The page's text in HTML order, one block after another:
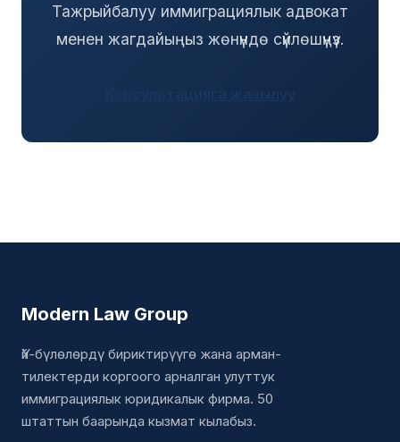
Тажрыйбалуу иммиграциялык адвокат
менен жагдайыңыз жөнүндө сүйлөшүңүз.
Modern Law Group
Үй-бүлөлөрдү бириктирүүгө жана арман-
тилектерди коргоого арналган улуттук
иммиграциялык юридикалык фирма. 50
штаттын баарында кызмат кылабыз.